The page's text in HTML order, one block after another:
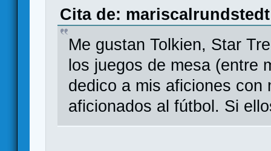
Cita de:
Me gustan Tolkien, Star
los juegos de mesa (entre
dedico a mis aficiones con
aficionados al fútbol. Si